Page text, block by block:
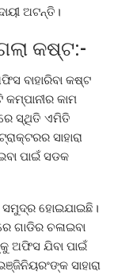
ଅଟନ୍ତି।
କଷ୍ଟ:-
ବାହାରିବା କଷ୍ଟ
କାମ
ସ୍ଥିତି ଏମିତି
ସାହାରା
ପାଇଁ ସଡକ
ସମୁଦ୍ର ହୋଇଯାଇଛି।
ଗାଡିର ଚଳାଇବା
ଅଫିସ ଯିବା ପାଇଁ
ସାହାରା